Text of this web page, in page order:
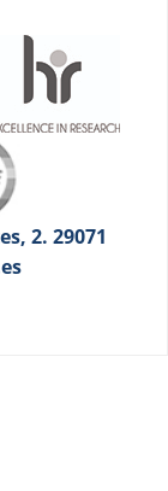
2. 29071